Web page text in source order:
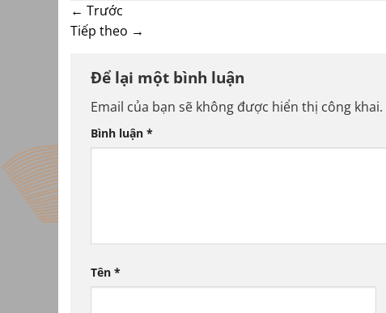
← Trước
Tiếp theo →
Để lại một bình luận
Email của bạn sẽ không được hiển thị công khai.
Bình luận *
Tên *